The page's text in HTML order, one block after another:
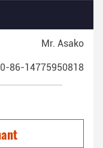
Mr. Asako
86-14775950818